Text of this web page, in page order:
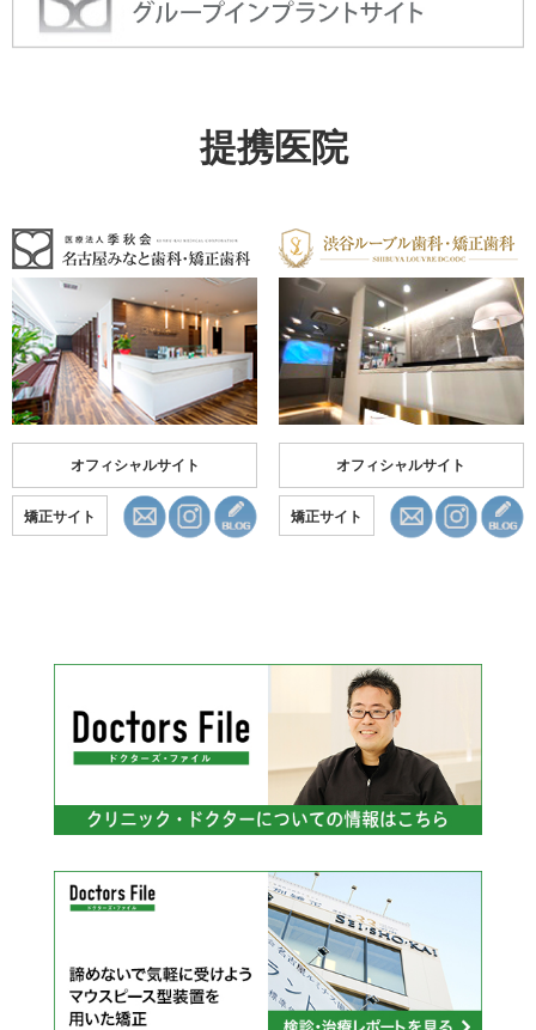
提携医院
オフィシャルサイト
矯正サイト
オフィシャルサイト
矯正サイト